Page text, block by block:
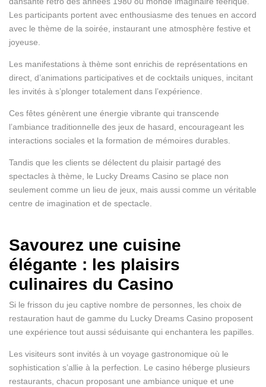
Les participants portent avec enthousiasme des tenues en accord
avec le thème de la soirée, instaurant une atmosphère festive et
joyeuse.
Les manifestations à thème sont enrichis de représentations en
direct, d’animations participatives et de cocktails uniques, incitant
les invités à s’plonger totalement dans l’expérience.
Ces fêtes génèrent une énergie vibrante qui transcende
l’ambiance traditionnelle des jeux de hasard, encourageant les
interactions sociales et la formation de mémoires durables.
Tandis que les clients se délectent du plaisir partagé des
spectacles à thème, le Lucky Dreams Casino se place non
seulement comme un lieu de jeux, mais aussi comme un véritable
centre de imagination et de spectacle.
Savourez une cuisine
élégante : les plaisirs
culinaires du Casino
Si le frisson du jeu captive nombre de personnes, les choix de
restauration haut de gamme du Lucky Dreams Casino proposent
une expérience tout aussi séduisante qui enchantera les papilles.
Les visiteurs sont invités à un voyage gastronomique où le
sophistication s’allie à la perfection. Le casino héberge plusieurs
restaurants, chacun proposant une ambiance unique et une